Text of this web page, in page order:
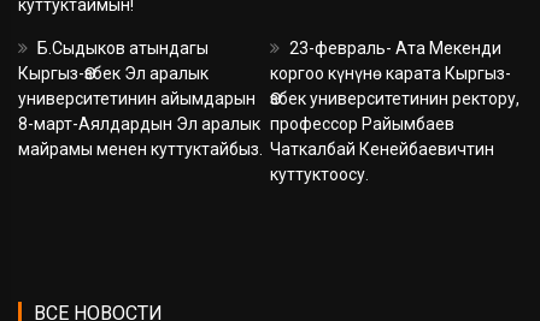
куттуктаймын!
Б.Сыдыков атындагы
Кыргыз-Өзбек Эл аралык
университетинин айымдарын
8-март-Аялдардын Эл аралык
майрамы менен куттуктайбыз.
23-февраль- Ата Мекенди
коргоо күнүнө карата Кыргыз-
Өзбек университетинин ректору,
профессор Райымбаев
Чаткалбай Кенейбаевичтин
куттуктоосу.
ВСЕ НОВОСТИ